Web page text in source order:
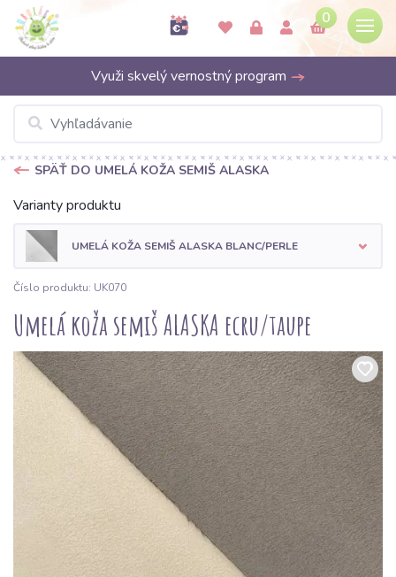
0
Využi skvelý vernostný program
SPÄŤ DO UMELÁ KOŽA SEMIŠ ALASKA
Varianty produktu
UMELÁ KOŽA SEMIŠ ALASKA BLANC/PERLE
Číslo produktu: UK070
Umelá koža semiš ALASKA ecru/taupe